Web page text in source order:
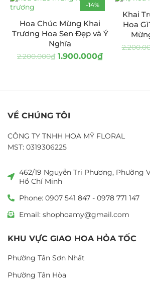
-14%
Hoa Chúc Mừng Khai
Trương Hoa Sen Đẹp và Ý
Nghĩa
2.200.000₫ 1.900.000₫
Khai
Hoa
VỀ CHÚNG TÔI
CÔNG TY TNHH HOA MỸ FLORAL
MST: 0319306225
462/19 Nguyễn Tri Phương, Phường
Hồ Chí Minh
Phone: 0907 541 847 - 0978 771 147
Email: shophoamy@gmail.com
KHU VỰC GIAO HOA HỎA TỐC
Phường Tân Sơn Nhất
Phường Tân Hòa